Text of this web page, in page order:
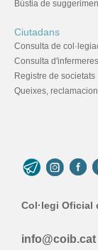
Bústia de
Ciutadans
Consulta de
Consulta
Registre de societats
Queixes,
Col·legi Oficial
info@coib.cat